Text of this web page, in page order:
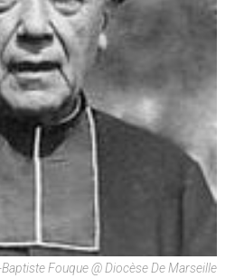
Fouque @ Diocèse De Marseille